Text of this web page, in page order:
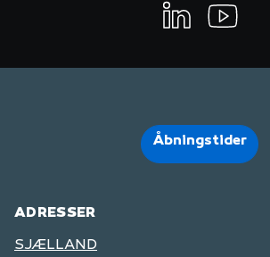
LinkedInYoutube
Åbningstider
ADRESSER
SJÆLLAND